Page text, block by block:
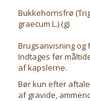
Bukkehornsfrø
graecum L.) (g)
Brugsanvisning og
Indtages før
af kapslerne.
Bør kun efter
af gravide,